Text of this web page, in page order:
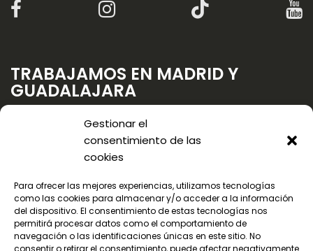
Gestionar el
consentimiento de las
cookies
Para ofrecer las mejores experiencias, utilizamos tecnologías
como las cookies para almacenar y/o acceder a la información
del dispositivo. El consentimiento de estas tecnologías nos
permitirá procesar datos como el comportamiento de
navegación o las identificaciones únicas en este sitio. No
consentir o retirar el consentimiento, puede afectar negativamente
TRABAJAMOS EN MADRID Y
GUADALAJARA